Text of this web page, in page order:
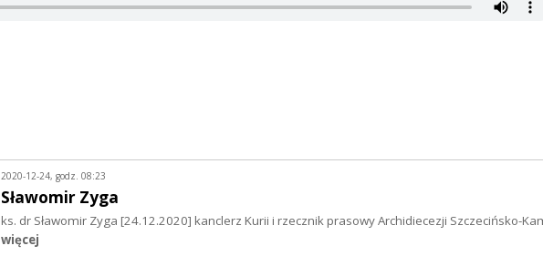
2020-12-24, godz. 08:23
Sławomir Zyga
ks. dr Sławomir Zyga [24.12.2020] kanclerz Kurii i rzecznik prasowy Archidiecezji Szczecińsko-
więcej